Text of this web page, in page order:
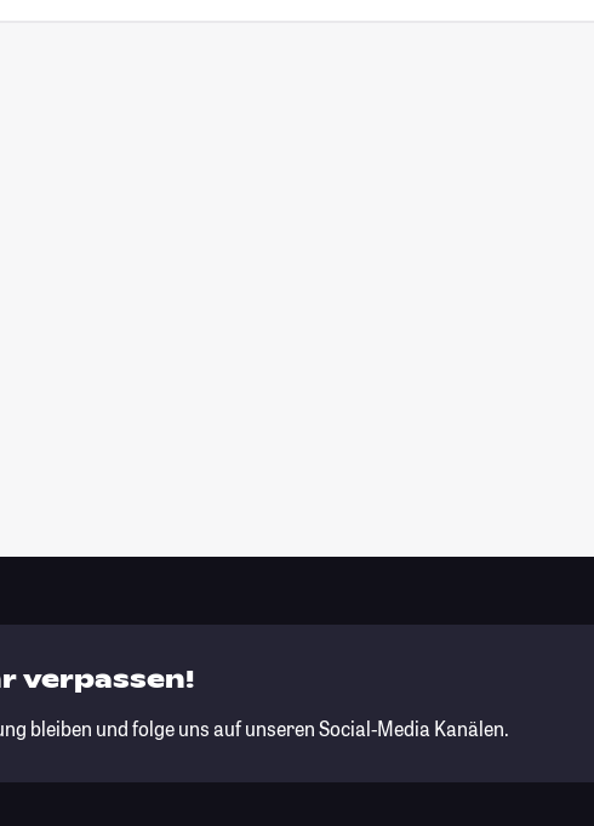
verpassen!
bleiben und folge uns auf unseren Social-Media Kanälen.